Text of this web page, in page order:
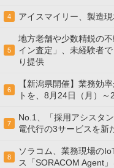
4 アイスマイリー、製造
5
地方老舗や少数精鋭の
イン査定」、未経験者
り提供
6
【新潟県開催】業務効
トを、8月24日（月）～
7
No.1、「採用アシスタ
電代行の3サービスを新
8
ソラコム、業務現場の
ス「SORACOM Agent